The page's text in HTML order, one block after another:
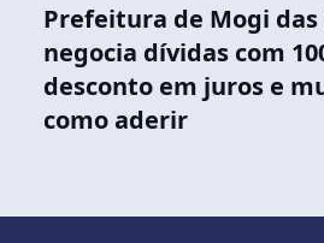
Prefeitura de Mogi das
negocia dívidas com
desconto em juros e
como aderir